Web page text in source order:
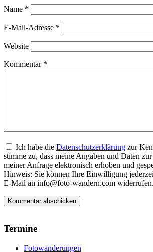
Name *
E-Mail-Adresse *
Website
Kommentar *
Ich habe die Datenschutzerklärung zur
stimme zu, dass meine Angaben und Daten
meiner Anfrage elektronisch erhoben und
Hinweis: Sie können Ihre Einwilligung
E-Mail an info@foto-wandern.com widerrufen.
Termine
Fotowanderungen